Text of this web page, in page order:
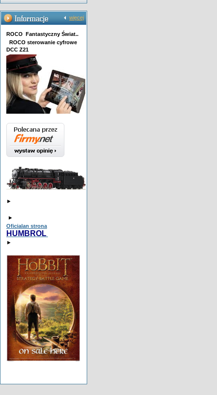
więcej
ROCO Fantastyczny Świat..
ROCO sterowanie cyfrowe
DCC Z21
►
►
Oficialan strona
HUMBROL
►